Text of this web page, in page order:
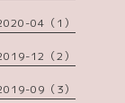
04（1）
12（2）
09（3）